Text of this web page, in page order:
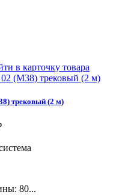
в карточку товара
трековый (2 м)
80...